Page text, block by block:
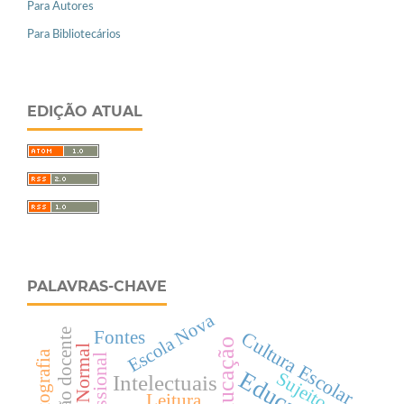
Para Autores
Para Bibliotecários
EDIÇÃO ATUAL
PALAVRAS-CHAVE
Intelectuais Cultura Escolar
Escola Nova
Sujeito
Fontes